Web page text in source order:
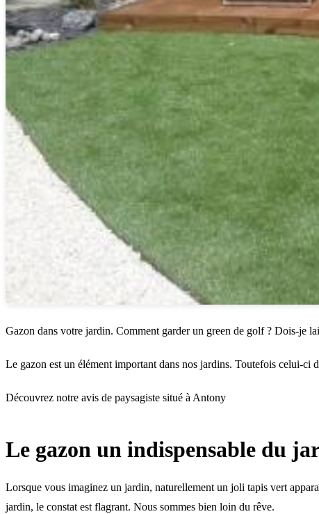
Gazon dans votre jardin. Comment garder un green de golf ? Dois-je
Le gazon est un élément important dans nos jardins. Toutefois celui-ci
Découvrez notre avis de paysagiste situé à Antony
Le gazon un indispensable du
Lorsque vous imaginez un jardin, naturellement un joli tapis vert
jardin, le constat est flagrant. Nous sommes bien loin du rêve.